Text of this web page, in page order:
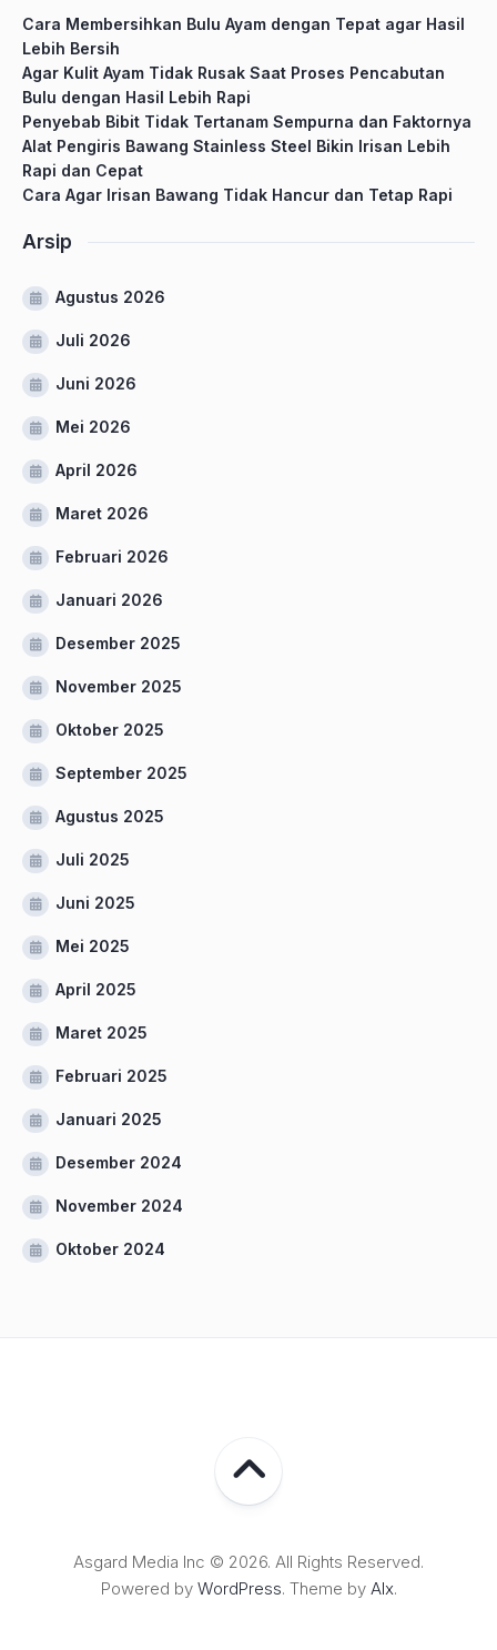
Cara Membersihkan Bulu Ayam dengan Tepat agar Hasil
Lebih Bersih
Agar Kulit Ayam Tidak Rusak Saat Proses Pencabutan
Bulu dengan Hasil Lebih Rapi
Penyebab Bibit Tidak Tertanam Sempurna dan Faktornya
Alat Pengiris Bawang Stainless Steel Bikin Irisan Lebih
Rapi dan Cepat
Cara Agar Irisan Bawang Tidak Hancur dan Tetap Rapi
Arsip
Agustus 2026
Juli 2026
Juni 2026
Mei 2026
April 2026
Maret 2026
Februari 2026
Januari 2026
Desember 2025
November 2025
Oktober 2025
September 2025
Agustus 2025
Juli 2025
Juni 2025
Mei 2025
April 2025
Maret 2025
Februari 2025
Januari 2025
Desember 2024
November 2024
Oktober 2024
Asgard Media Inc © 2026. All Rights Reserved.
Powered by WordPress. Theme by Alx.